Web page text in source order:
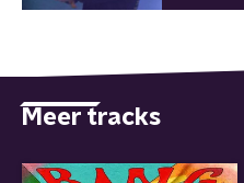
Meer tracks